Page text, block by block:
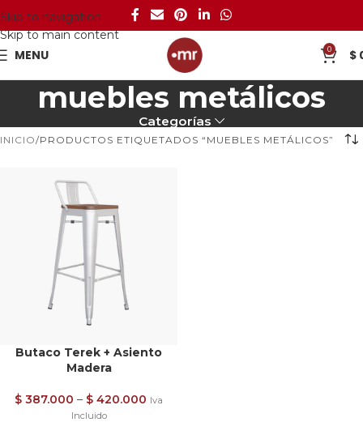
Skip to navigation
Skip to main content
MENU 0 $
muebles metálicos
Categorías
INICIO PRODUCTOS ETIQUETADOS “MUEBLES METÁLICOS”
Butaco Terek + Asiento
Madera
$ 387.000 – $ 420.000 Iva
Incluido